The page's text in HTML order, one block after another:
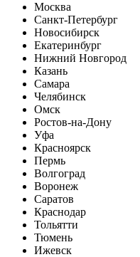
Москва
Санкт-Петербург
Новосибирск
Екатеринбург
Нижний Новгород
Казань
Самара
Челябинск
Омск
Ростов-на-Дону
Уфа
Красноярск
Пермь
Волгоград
Воронеж
Саратов
Краснодар
Тольятти
Тюмень
Ижевск